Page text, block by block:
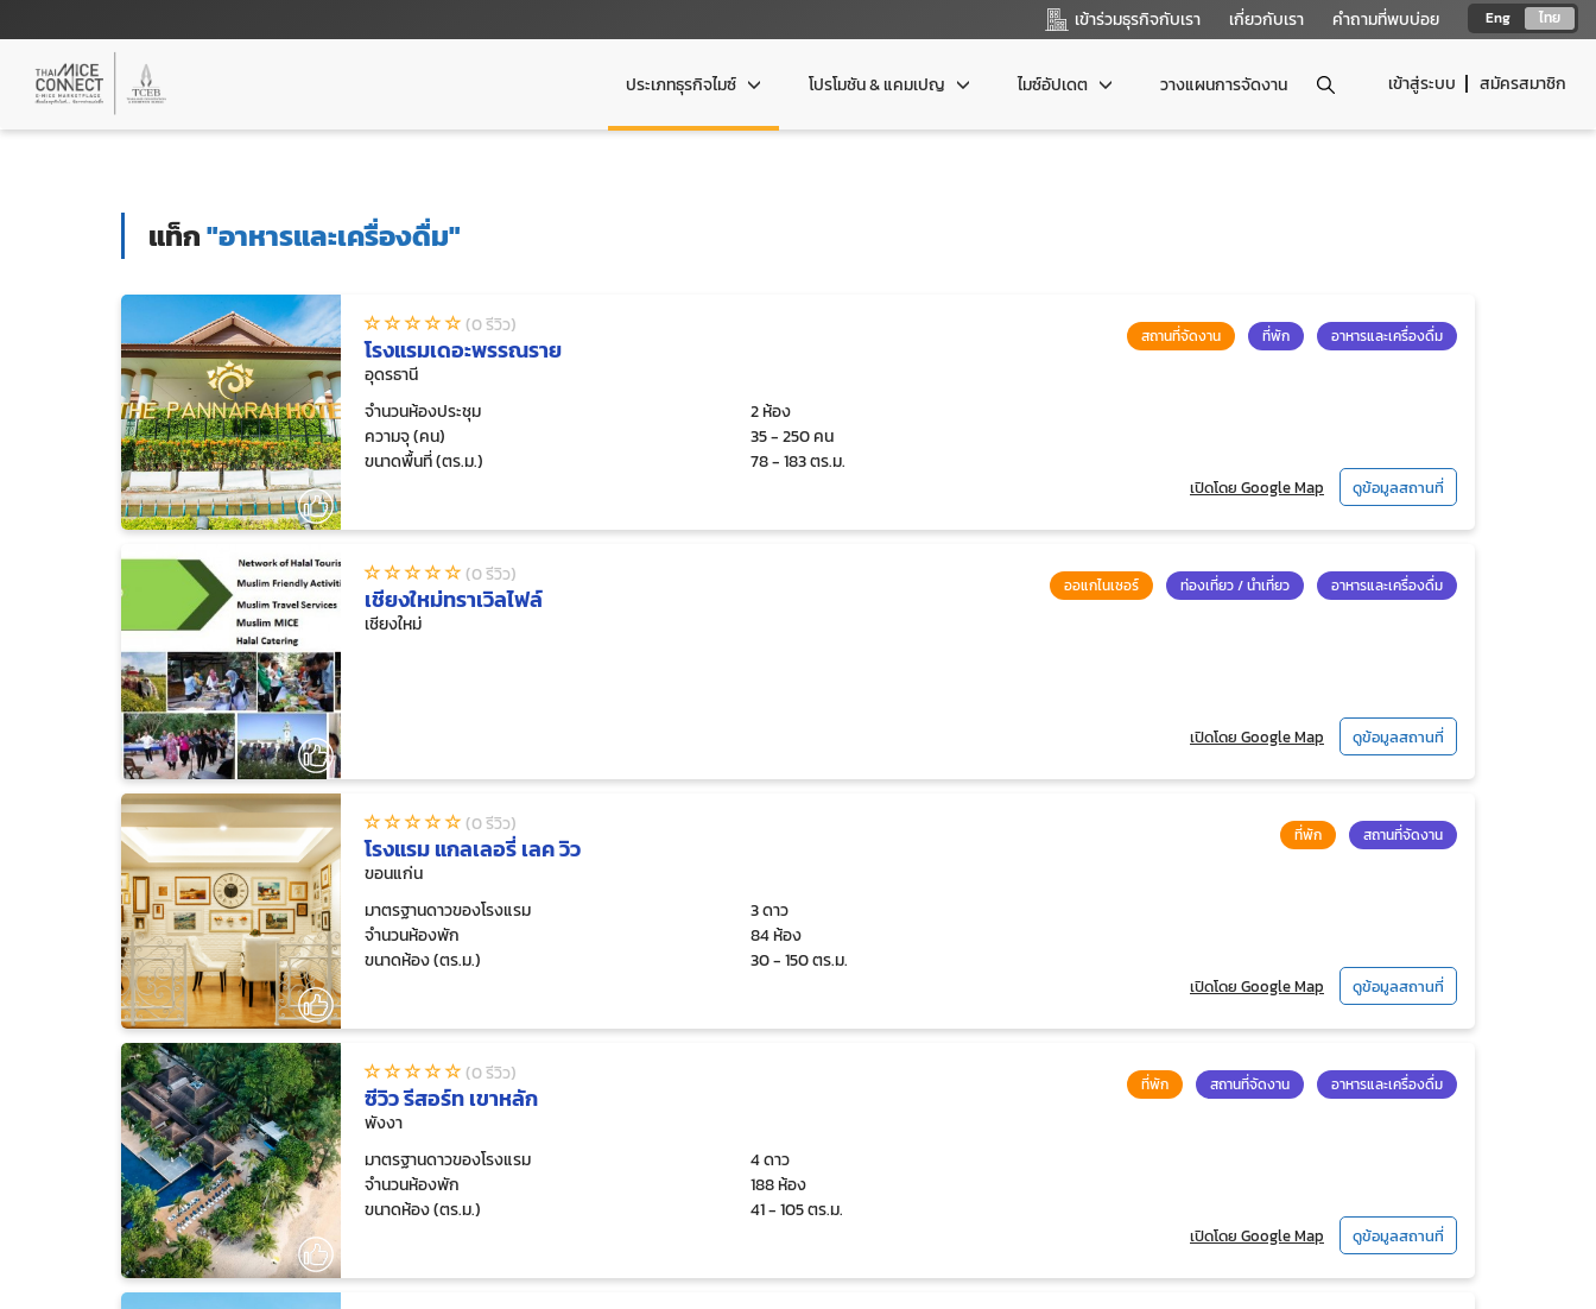
Eng ไทย
เข้าร่วมธุรกิจกับเรา เกี่ยวกับเรา คำถามที่พบบ่อย
เข้าสู่ระบบ สมัครสมาชิก
ประเภทธุรกิจไมซ์ โปรโมชัน & แคมเปญ ไมซ์อัปเดต วางแผนการจัดงาน
แท็ก"อาหารและเครื่องดื่ม"
(0 รีวิว)
โรงแรมเดอะพรรณราย
อุดรธานี
สถานที่จัดงาน ที่พัก อาหารและเครื่องดื่ม
จำนวนห้องประชุม
2 ห้อง
ความจุ (คน)
35 - 250 คน
ขนาดพื้นที่ (ตร.ม.)
78 - 183 ตร.ม.
เปิดโดย Google Map ดูข้อมูลสถานที่
(0 รีวิว)
เชียงใหม่ทราเวิลไฟล์
เชียงใหม่
ออแกไนเซอร์ ท่องเที่ยว / นำเที่ยว อาหารและเครื่องดื่ม
เปิดโดย Google Map ดูข้อมูลสถานที่
(0 รีวิว)
โรงแรม แกลเลอรี่ เลค วิว
ขอนแก่น
ที่พัก สถานที่จัดงาน
มาตรฐานดาวของโรงแรม
3 ดาว
จำนวนห้องพัก
84 ห้อง
ขนาดห้อง (ตร.ม.)
30 - 150 ตร.ม.
เปิดโดย Google Map ดูข้อมูลสถานที่
(0 รีวิว)
ซีวิว รีสอร์ท เขาหลัก
พังงา
ที่พัก สถานที่จัดงาน อาหารและเครื่องดื่ม
มาตรฐานดาวของโรงแรม
4 ดาว
จำนวนห้องพัก
188 ห้อง
ขนาดห้อง (ตร.ม.)
41 - 105 ตร.ม.
เปิดโดย Google Map ดูข้อมูลสถานที่